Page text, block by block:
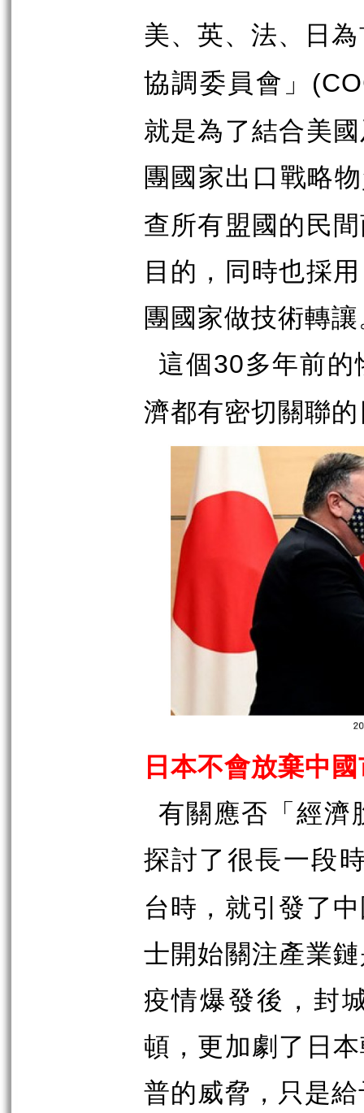
美、英、法、日
協調委員會」
就是為了結合美
團國家出口戰略
查所有盟國的民
目的，同時也採
團國家做技術轉
這個30多年前
濟都有密切關聯
日本不會放棄中
有關應否「經濟
探討了很長一段
台時，就引發了
士開始關注產業
疫情爆發後，封
頓，更加劇了日
普的威脅，只是